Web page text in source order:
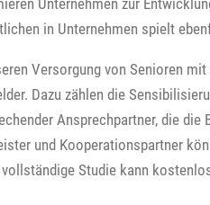
in Unternehmen spielt
Versorgung von Senioren
Dazu zählen die
Ansprechpartner, die die
und Kooperationspartner
Studie kann